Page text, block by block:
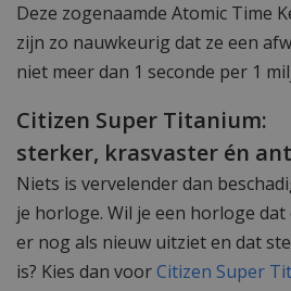
Deze zogenaamde Atomic Time
zijn zo nauwkeurig dat ze een
niet meer dan 1 seconde per 1
Citizen Super Titanium:
sterker, krasvaster én
Niets is vervelender dan
je horloge. Wil je een horloge
er nog als nieuw uitziet en dat
is? Kies dan voorCitizen Super